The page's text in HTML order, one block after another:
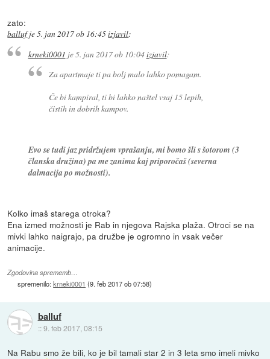
zato:
ballufje5. jan 2017 ob 16:45izjavil:
krneki0001 je5. jan 2017 ob 10:04izjavil:
Za apartmaje ti pa bolj malo lahko pomagam.
Če bi kampiral, ti bi lahko naštel vsaj 15 lepih,
čistih in dobrih kampov.
Evo se tudi jaz pridržujem vprašanju, mi bomo šli s šotorom (3
članska družina) pa me zanima kaj priporočaš (severna
dalmacija po možnosti).
Kolko imaš starega otroka?
Ena izmed možnosti je Rab in njegova Rajska plaža. Otroci se na
mivki lahko naigrajo, pa družbe je ogromno in vsak večer
animacije.
Zgodovina sprememb…
spremenilo:krneki0001 (9. feb 2017 ob 07:58)
balluf
::9. feb 2017, 08:15
Na Rabu smo že bili, ko je bil tamali star 2 in 3 leta smo imeli mivko